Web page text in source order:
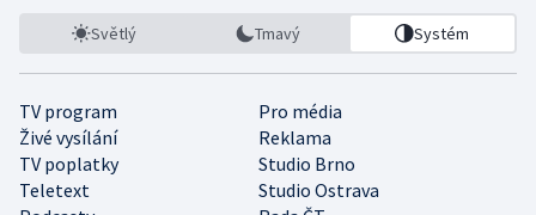
Světlý Tmavý Systém
TV program
Pro média
Živé vysílání
Reklama
TV poplatky
Studio Brno
Teletext
Studio Ostrava